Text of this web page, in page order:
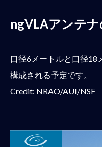
ngVLAアンテ
口径6メートルと口径18
構成される予定です。
Credit: NRAO/AUI/NSF